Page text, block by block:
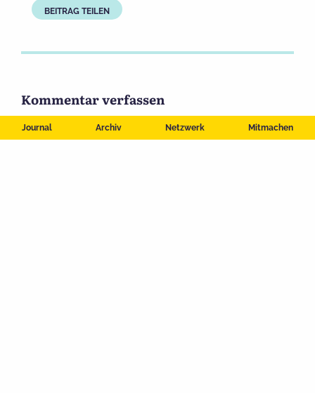
Journal Archiv Netzwerk Mitmachen
BEITRAG TEILEN
Kommentar verfassen